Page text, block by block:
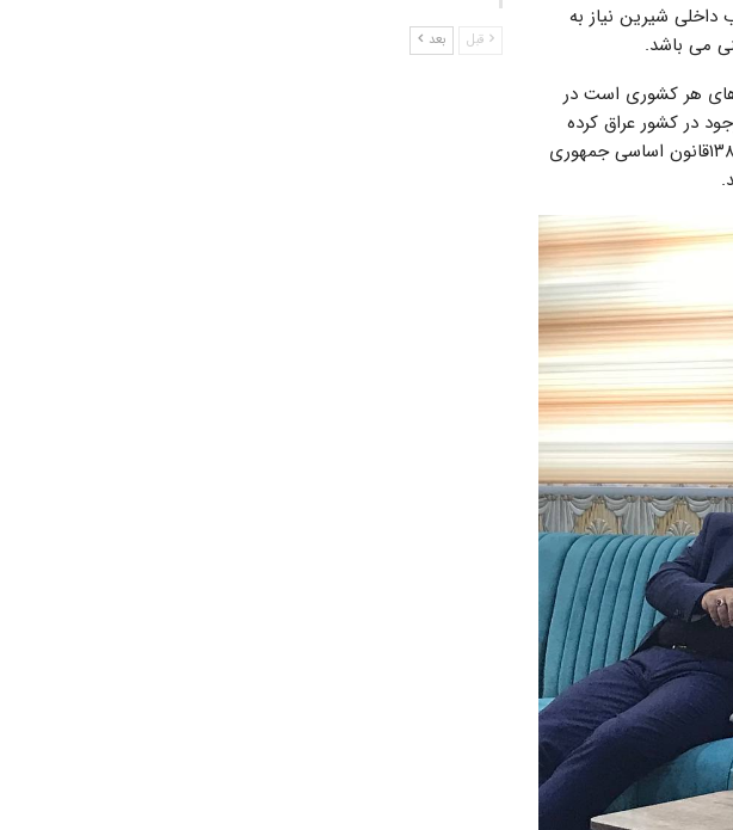
داخلی شیرین نیاز به
می باشد.
هر کشوری است در
در کشور عراق کرده
است. در ایران کشت فراسرزمینی در جلسه ۱۳۹۵/۰۱/۲۹ به پیشنهاد وزارت جهاد کشاورزی و به استناد اصل ۱۳۸قانون اساسی جمهوری
قبل بعد